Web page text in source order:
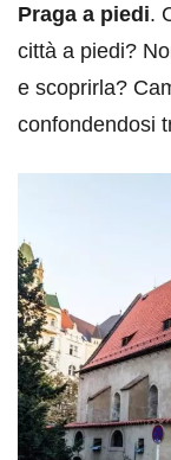
Praga a piedi.
città a piedi?
e scoprirla?
confondendosi